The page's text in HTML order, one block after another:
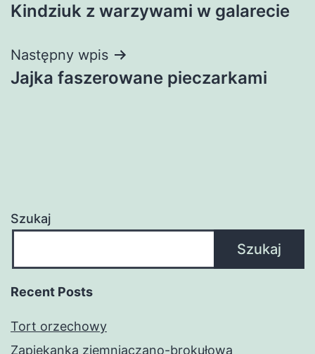
wpisu
Kindziuk z warzywami w galarecie
Następny wpis
Jajka faszerowane pieczarkami
Szukaj
Szukaj
Recent Posts
Tort orzechowy
Zapiekanka ziemniaczano-brokułowa